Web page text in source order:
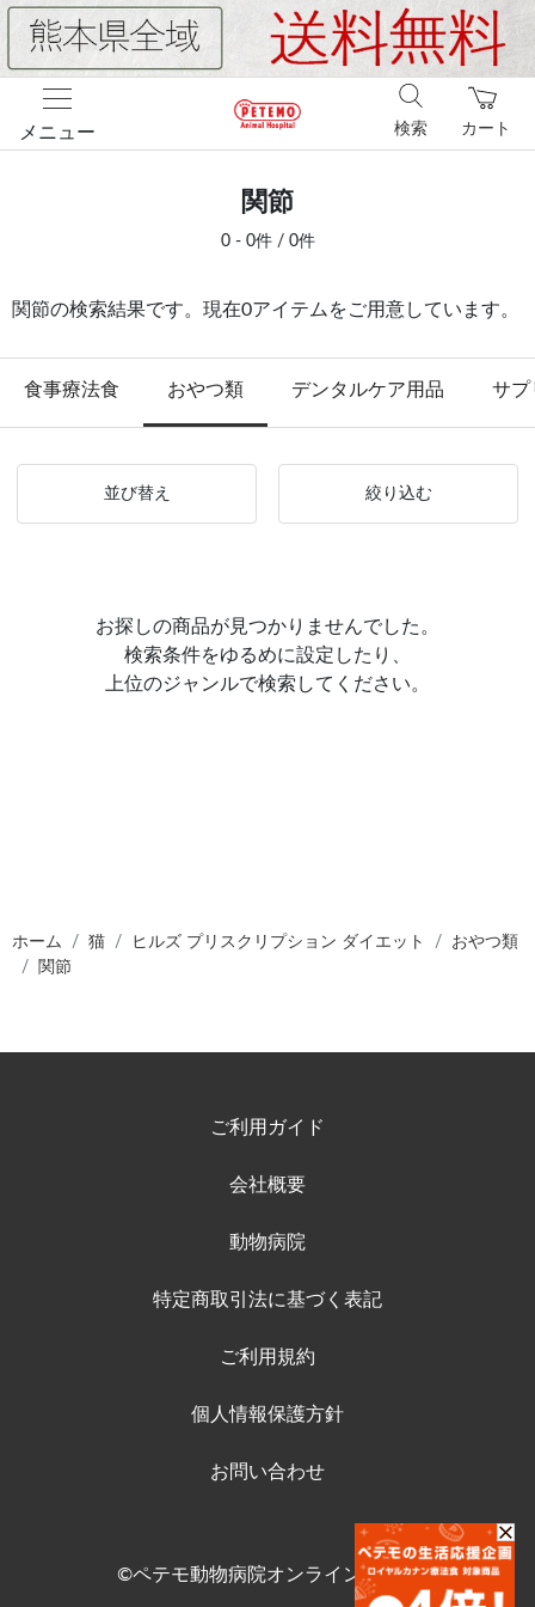
メニュー カート
検索
関節
0 - 0件 / 0件
関節の検索結果です。現在0アイテムをご用意しています。
食事療法食 おやつ類 デンタルケア用品 サプ
並び替え 絞り込む
お探しの商品が見つかりませんでした。
検索条件をゆるめに設定したり、
上位のジャンルで検索してください。
ホーム 猫 ヒルズ プリスクリプション ダイエット
おやつ類
関節
ご利用ガイド
会社概要
動物病院
特定商取引法に基づく表記
ご利用規約
個人情報保護方針
お問い合わせ
©ペテモ動物病院オンラインストア